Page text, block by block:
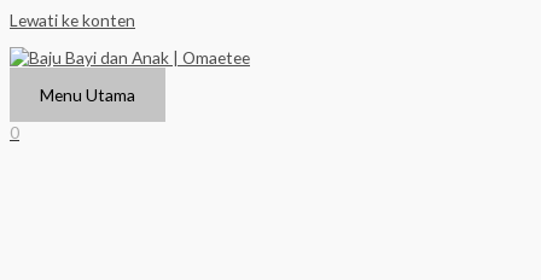
Lewati ke konten
Menu Utama
0